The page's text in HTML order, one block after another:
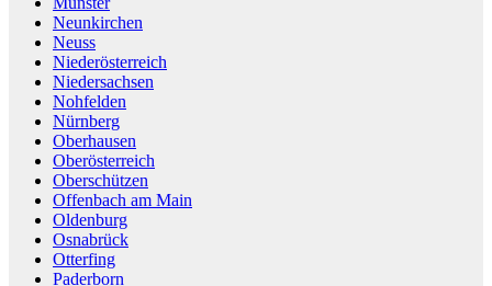
Neunkirchen
Neuss
Niederösterreich
Niedersachsen
Nohfelden
Nürnberg
Oberhausen
Oberösterreich
Oberschützen
Offenbach am Main
Oldenburg
Osnabrück
Otterfing
Paderborn